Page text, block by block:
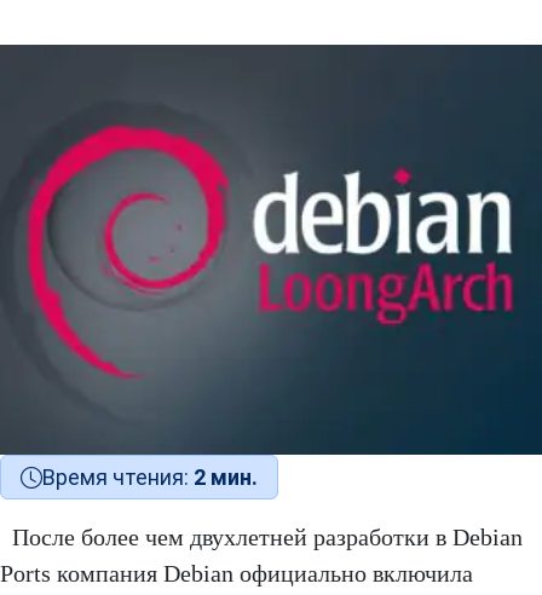
Время чтения: 2 мин.
После более чем двухлетней разработки в Debian
Ports компания Debian официально включила